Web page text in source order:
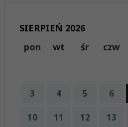
SIERPIEŃ 2026
pon
wt śr czw
3 4 5 6
10 11 12 13